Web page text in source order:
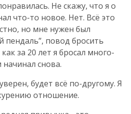
Не скажу, что я о
что-то новое. Нет. Всё это
но мне нужен был
пендаль”, повод бросить
за 20 лет я бросал много-
начинал снова.
будет всё по-другому. Я
отношение.